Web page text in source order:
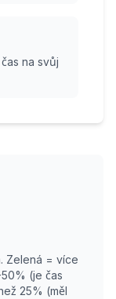
na svůj
Zelená = více
(je čas
25% (měl